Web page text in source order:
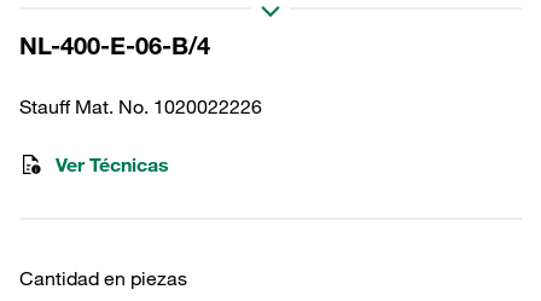
79,8 Diámetro interior (mm): 40,2
Longitud (mm): 399 Sellado: NBR,
NL-400-E-06-B/4
Stauff Mat. No. 1020022226
Ver Técnicas
Cantidad en piezas